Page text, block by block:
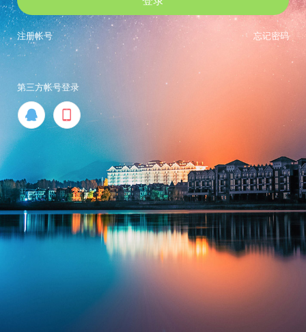
忘记密码
注册帐号
第三方帐号登录
 